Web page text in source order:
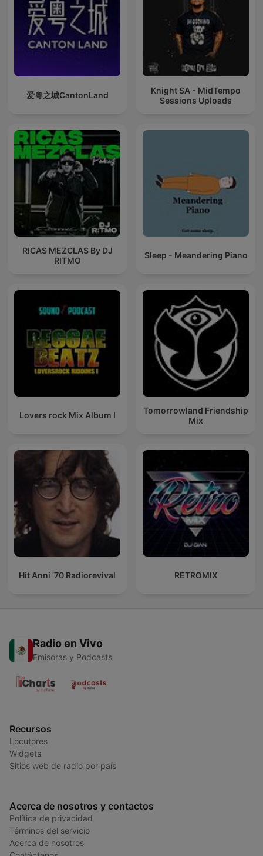
爱粤之城CantonLand
Knight SA - MidTempo
Sessions Uploads
RICAS MEZCLAS By DJ
RITMO
Sleep - Meandering Piano
Lovers rock Mix Album I
Tomorrowland Friendship
Mix
Hit Anni '70 Radiorevival RETROMIX
Radio en Vivo
Emisoras y Podcasts
Recursos
Locutores
Widgets
Sitios web de radio por país
Acerca de nosotros y contactos
Política de privacidad
Términos del servicio
Acerca de nosotros